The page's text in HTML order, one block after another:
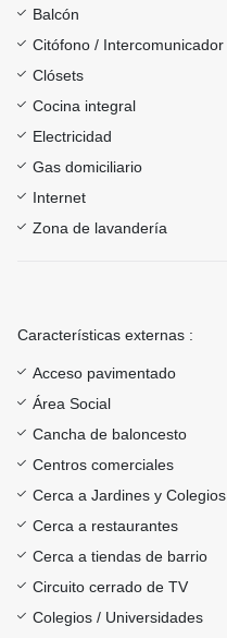
Balcón
Citófono / Intercomunicador
Clósets
Cocina integral
Electricidad
Gas domiciliario
Internet
Zona de lavandería
Características externas :
Acceso pavimentado
Área Social
Cancha de baloncesto
Centros comerciales
Cerca a Jardines y Colegios
Cerca a restaurantes
Cerca a tiendas de barrio
Circuito cerrado de TV
Colegios / Universidades